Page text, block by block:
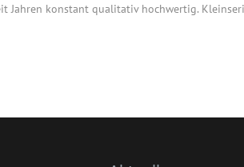
Jahren konstant qualitativ hochwertig.